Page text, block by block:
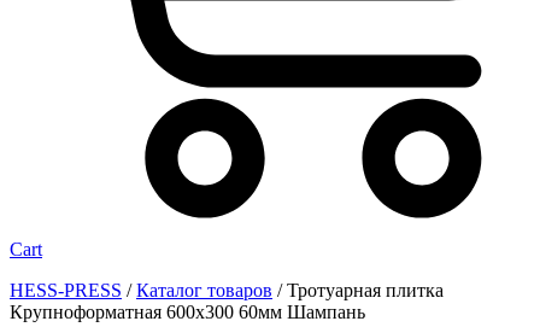
Cart
HESS-PRESS /Каталог товаров /Тротуарная плитка
Крупноформатная 600х300 60мм Шампань